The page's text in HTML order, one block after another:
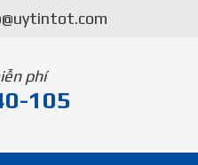
phí
105